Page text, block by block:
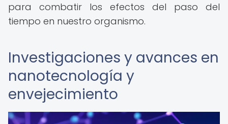
para combatir los efectos del paso del
tiempo en nuestro organismo.
Investigaciones y avances en
nanotecnología y
envejecimiento